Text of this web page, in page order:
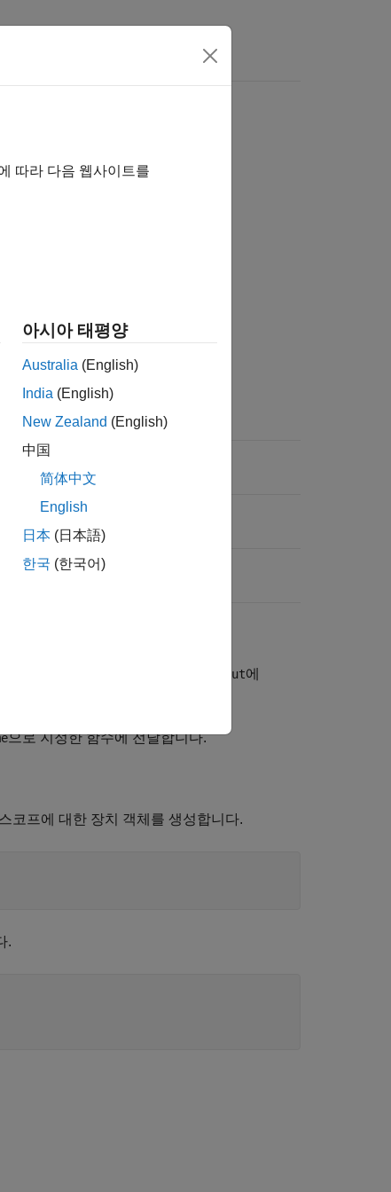
기를 클릭하십시오.
out에
으로 지정한 함수에 전달합니다.
코프에 대한 장치 객체를 생성합니다.
.
따라 다음 웹사이트를
아시아 태평양
Australia (English)
India (English)
New Zealand (English)
中国
简体中文
English
日本 (日本語)
한국 (한국어)